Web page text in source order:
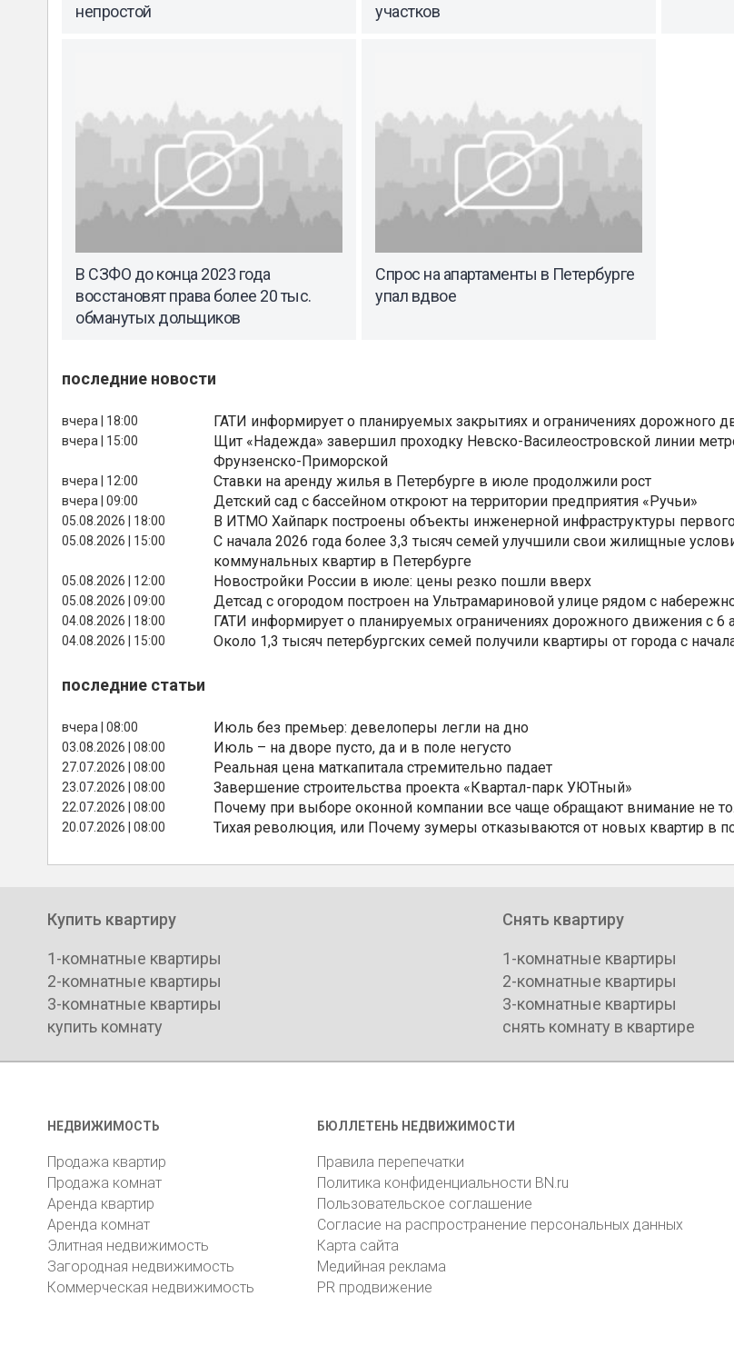
непростой
участков
В СЗФО до конца 2023 года
восстановят права более 20 тыс.
обманутых дольщиков
Спрос на апартаменты в Петербурге
упал вдвое
последние новости
вчера | 18:00 ГАТИ информирует о планируемых закрытиях и ограничениях дорожного
вчера | 15:00
Щит «Надежда» завершил проходку Невско-Василеостровской линии
Фрунзенско-Приморской
вчера | 12:00 Ставки на аренду жилья в Петербурге в июле продолжили рост
вчера | 09:00 Детский сад с бассейном откроют на территории предприятия «Ручьи»
05.08.2026 | 18:00 В ИТМО Хайпарк построены объекты инженерной инфраструктуры
05.08.2026 | 15:00
С начала 2026 года более 3,3 тысяч семей улучшили свои жилищные
коммунальных квартир в Петербурге
05.08.2026 | 12:00 Новостройки России в июле: цены резко пошли вверх
05.08.2026 | 09:00 Детсад с огородом построен на Ультрамариновой улице рядом с
04.08.2026 | 18:00 ГАТИ информирует о планируемых ограничениях дорожного движения с 6
04.08.2026 | 15:00 Около 1,3 тысяч петербургских семей получили квартиры от города с
последние статьи
вчера | 08:00 Июль без премьер: девелоперы легли на дно
03.08.2026 | 08:00 Июль – на дворе пусто, да и в поле негусто
27.07.2026 | 08:00 Реальная цена маткапитала стремительно падает
23.07.2026 | 08:00 Завершение строительства проекта «Квартал-парк УЮТный»
22.07.2026 | 08:00 Почему при выборе оконной компании все чаще обращают внимание не
20.07.2026 | 08:00 Тихая революция, или Почему зумеры отказываются от новых квартир в
Купить квартиру
1-комнатные квартиры
2-комнатные квартиры
3-комнатные квартиры
купить комнату
Снять квартиру
1-комнатные квартиры
2-комнатные квартиры
3-комнатные квартиры
снять комнату в квартире
НЕДВИЖИМОСТЬ
Продажа квартир
Продажа комнат
Аренда квартир
Аренда комнат
Элитная недвижимость
Загородная недвижимость
Коммерческая недвижимость
БЮЛЛЕТЕНЬ НЕДВИЖИМОСТИ
Правила перепечатки
Политика конфиденциальности BN.ru
Пользовательское соглашение
Согласие на распространение персональных данных
Карта сайта
Медийная реклама
PR продвижение